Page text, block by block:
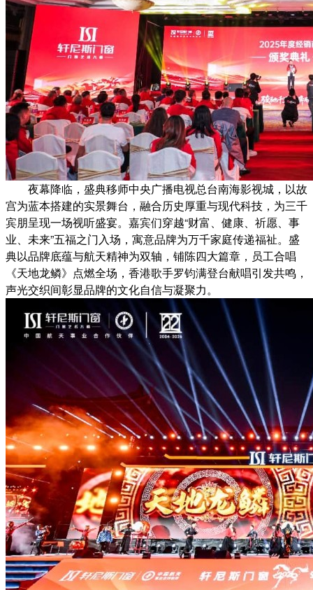
夜幕降临，盛典移师中央广播电视总台南海影视城，以故
宫为蓝本搭建的实景舞台，融合历史厚重与现代科技，为三千
宾朋呈现一场视听盛宴。嘉宾们穿越“财富、健康、祈愿、事
业、未来”五福之门入场，寓意品牌为万千家庭传递福祉。盛
典以品牌底蕴与航天精神为双轴，铺陈四大篇章，员工合唱
《天地龙鳞》点燃全场，香港歌手罗钧满登台献唱引发共鸣，
声光交织间彰显品牌的文化自信与凝聚力。